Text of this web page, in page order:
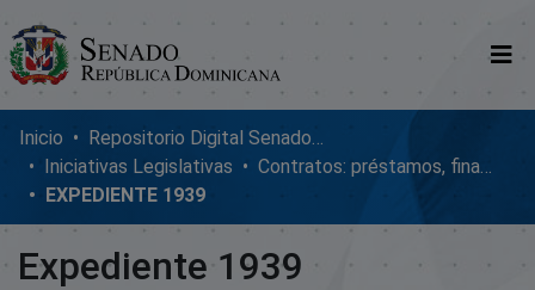
Comunidades
Glosario
Nosotros
Inicio
Repositorio Digital SenadoRD
Iniciativas Legislativas
Contratos: préstamos, financiamientos, ejecución y adendum
EXPEDIENTE 1939
Expediente 1939